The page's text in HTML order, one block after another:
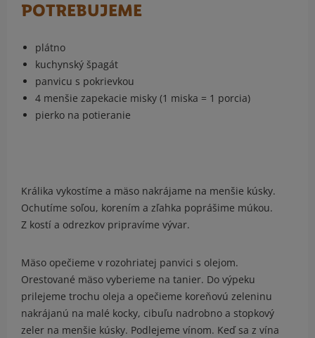
POTREBUJEME
plátno
kuchynský špagát
panvicu s pokrievkou
4 menšie zapekacie misky (1 miska = 1 porcia)
pierko na potieranie
Králika vykostíme a mäso nakrájame na menšie kúsky.
Ochutíme soľou, korením a zľahka poprášime múkou.
Z kostí a odrezkov pripravíme vývar.
Mäso opečieme v rozohriatej panvici s olejom.
Orestované mäso vyberieme na tanier. Do výpeku
prilejeme trochu oleja a opečieme koreňovú zeleninu
nakrájanú na malé kocky, cibuľu nadrobno a stopkový
zeler na menšie kúsky. Podlejeme vínom. Keď sa z vína